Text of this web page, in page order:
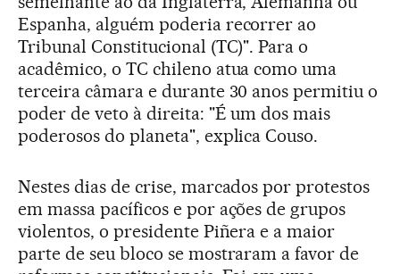
Espanha, alguém poderia recorrer ao
Tribunal Constitucional (TC)". Para o
acadêmico, o TC chileno atua como uma
terceira câmara e durante 30 anos permitiu o
poder de veto à direita: "É um dos mais
poderosos do planeta", explica Couso.
Nestes dias de crise, marcados por protestos
em massa pacíficos e por ações de grupos
violentos, o presidente Piñera e a maior
parte de seu bloco se mostraram a favor de